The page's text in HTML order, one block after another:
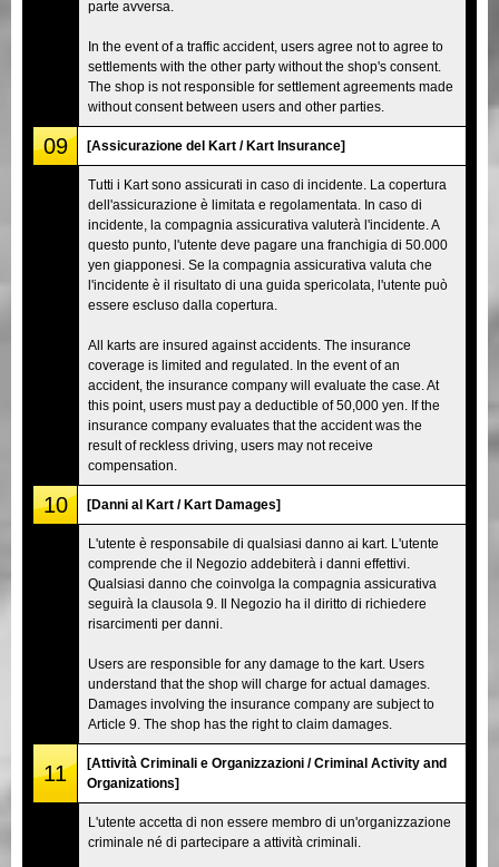
parte avversa.
In the event of a traffic accident, users agree not to agree to
settlements with the other party without the shop's consent.
The shop is not responsible for settlement agreements made
without consent between users and other parties.
09 [Assicurazione del Kart / Kart Insurance]
Tutti i Kart sono assicurati in caso di incidente. La copertura
dell'assicurazione è limitata e regolamentata. In caso di
incidente, la compagnia assicurativa valuterà l'incidente. A
questo punto, l'utente deve pagare una franchigia di 50.000
yen giapponesi. Se la compagnia assicurativa valuta che
l'incidente è il risultato di una guida spericolata, l'utente può
essere escluso dalla copertura.
All karts are insured against accidents. The insurance
coverage is limited and regulated. In the event of an
accident, the insurance company will evaluate the case. At
this point, users must pay a deductible of 50,000 yen. If the
insurance company evaluates that the accident was the
result of reckless driving, users may not receive
compensation.
10 [Danni al Kart / Kart Damages]
L'utente è responsabile di qualsiasi danno ai kart. L'utente
comprende che il Negozio addebiterà i danni effettivi.
Qualsiasi danno che coinvolga la compagnia assicurativa
seguirà la clausola 9. Il Negozio ha il diritto di richiedere
risarcimenti per danni.
Users are responsible for any damage to the kart. Users
understand that the shop will charge for actual damages.
Damages involving the insurance company are subject to
Article 9. The shop has the right to claim damages.
11
[Attività Criminali e Organizzazioni / Criminal Activity and
Organizations]
L'utente accetta di non essere membro di un'organizzazione
criminale né di partecipare a attività criminali.